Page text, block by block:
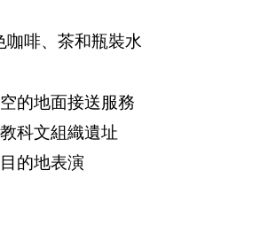
咖啡、茶和瓶裝水
的地面接送服務
科文組織遺址
的地表演